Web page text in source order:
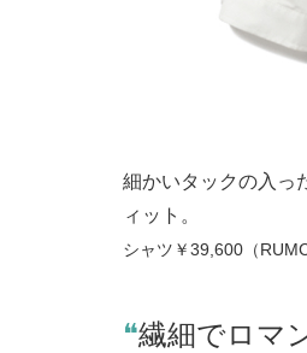
細かいタックの入っ
ィット。
シャツ￥39,600（
❝繊細でロマ